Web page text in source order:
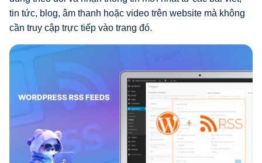
tin tức, blog, âm thanh hoặc video trên website mà không
cần truy cập trực tiếp vào trang đó.